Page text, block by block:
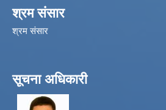
श्रम संसार
श्रम संसार
सूचना अधिकारी